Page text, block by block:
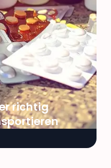
richtig